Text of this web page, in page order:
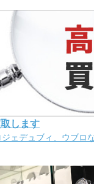
します
ェデュブィ、ウブロ